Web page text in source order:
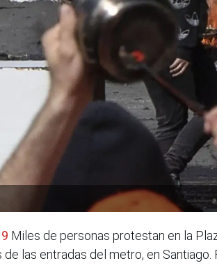
Miles de personas protestan en la
las entradas del metro, en Santiago.